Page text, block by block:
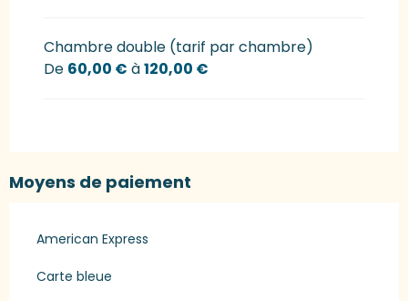
Chambre double (tarif par chambre)
De 60,00 € à120,00 €
Moyens de paiement
American Express
Carte bleue